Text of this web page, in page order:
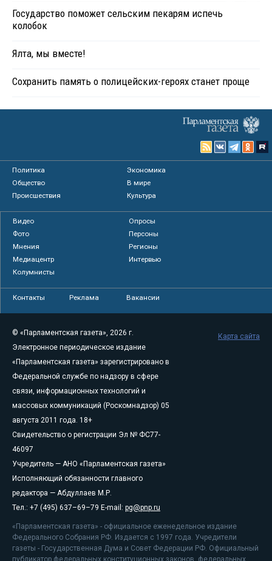
Государство поможет сельским пекарям испечь
колобок
Ялта, мы вместе!
Сохранить память о полицейских-героях станет проще
Политика
Экономика
Общество
В мире
Происшествия
Культура
Видео
Опросы
Фото
Персоны
Мнения
Регионы
Медиацентр
Интервью
Колумнисты
Контакты Реклама Вакансии
© «Парламентская газета», 2026 г.
Электронное периодическое издание
«Парламентская газета» зарегистрировано в
Федеральной службе по надзору в сфере
связи, информационных технологий и
массовых коммуникаций (Роскомнадзор) 05
августа 2011 года. 18+
Свидетельство о регистрации Эл № ФС77-
46097
Учредитель — АНО «Парламентская газета»
Исполняющий обязанности главного
редактора — Абдуллаев М.Р.
Тел.: +7 (495) 637–69–79 E-mail: pg@pnp.ru
«Парламентская газета» - официальное еженедельное издание
Федерального Собрания РФ. Издается с 1997 года. Учредители
газеты - Государственная Дума и Совет Федерации РФ. Официальный
публикатор федеральных конституционных законов, федеральных
Карта сайта